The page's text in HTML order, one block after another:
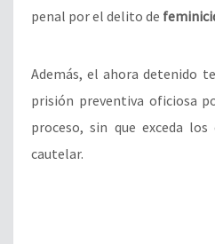
penal por el delito de
Además, el ahora detenido
prisión preventiva oficiosa
proceso, sin que exceda
cautelar.